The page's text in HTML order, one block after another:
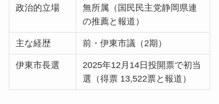
政治的立場
無所属（国民民主党静岡県連
の推薦と報道）
主な経歴 前・伊東市議（2期）
伊東市長選
2025年12月14日投開票で初当
選（得票 13,522票と報道）